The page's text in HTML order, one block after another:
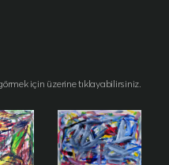
için üzerine tıklayabilirsiniz.